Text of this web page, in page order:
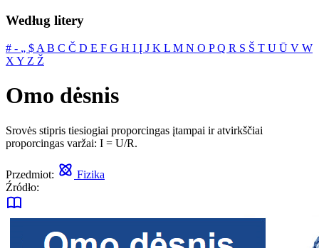
Według litery
# ‐ „ $ A B C Č D E F G H I Į J K L M N O PQ R S Š T U Ū V W
X Y Z Ž
Omo dėsnis
Srovės stipris tiesiogiai proporcingas įtampai ir atvirkščiai
proporcingas varžai: I = U/R.
Przedmiot:
Fizika
Źródło: